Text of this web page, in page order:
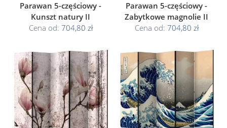
Parawan 5-częściowy -
Kunszt natury II
Cena od: 704,80 zł
Parawan 5-częściowy -
Zabytkowe magnolie II
Cena od: 704,80 zł